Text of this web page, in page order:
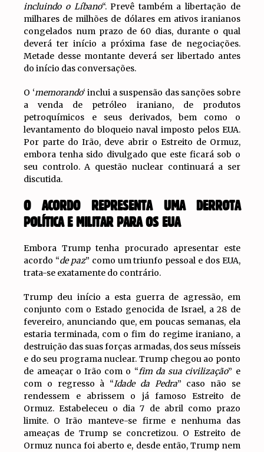
incluindo o Líbano“. Prevê também a libertação de
milhares de milhões de dólares em ativos iranianos
congelados num prazo de 60 dias, durante o qual
deverá ter início a próxima fase de negociações.
Metade desse montante deverá ser libertado antes
do início das conversações.
O ‘memorando‘ inclui a suspensão das sanções sobre
a venda de petróleo iraniano, de produtos
petroquímicos e seus derivados, bem como o
levantamento do bloqueio naval imposto pelos EUA.
Por parte do Irão, deve abrir o Estreito de Ormuz,
embora tenha sido divulgado que este ficará sob o
seu controlo. A questão nuclear continuará a ser
discutida.
O ACORDO REPRESENTA UMA DERROTA
POLÍTICA E MILITAR PARA OS EUA
Embora Trump tenha procurado apresentar este
acordo “de paz” como um triunfo pessoal e dos EUA,
trata-se exatamente do contrário.
Trump deu início a esta guerra de agressão, em
conjunto com o Estado genocida de Israel, a 28 de
fevereiro, anunciando que, em poucas semanas, ela
estaria terminada, com o fim do regime iraniano, a
destruição das suas forças armadas, dos seus mísseis
e do seu programa nuclear. Trump chegou ao ponto
de ameaçar o Irão com o “fim da sua civilização” e
com o regresso à “Idade da Pedra” caso não se
rendessem e abrissem o já famoso Estreito de
Ormuz. Estabeleceu o dia 7 de abril como prazo
limite. O Irão manteve-se firme e nenhuma das
ameaças de Trump se concretizou. O Estreito de
Ormuz nunca foi aberto e, desde então, Trump nem